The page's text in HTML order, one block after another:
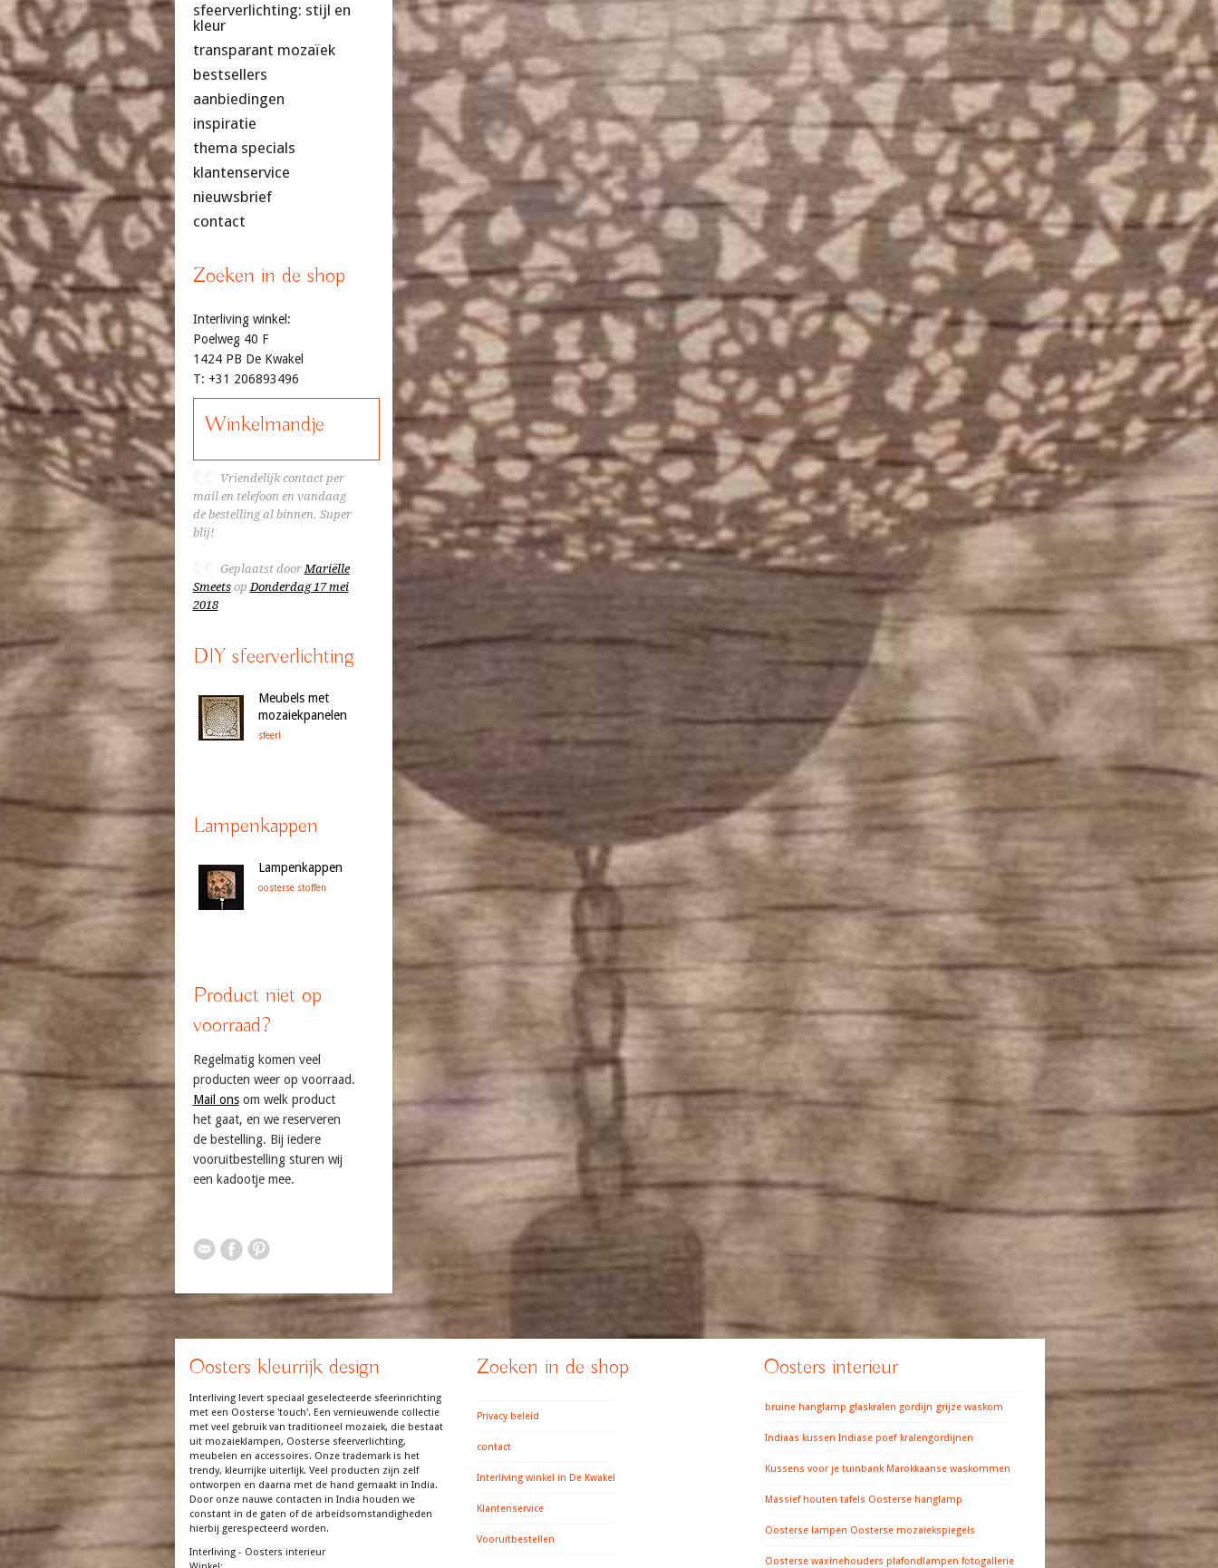
sfeerverlichting: stijl en
kleur
transparant mozaïek
bestsellers
aanbiedingen
inspiratie
thema specials
klantenservice
nieuwsbrief
contact
Zoeken in de shop
Interliving winkel:
Poelweg 40 F
1424 PB De Kwakel
T: +31 206893496
Winkelmandje
Vriendelijk contact per
mail en telefoon en vandaag
de bestelling al binnen. Super
blij!
Geplaatst doorMariëlle
SmeetsopDonderdag 17 mei
2018
DIY sfeerverlichting
Meubels met
mozaiekpanelen
sfeer!
Lampenkappen
Lampenkappen
oosterse stoffen
Product niet op
voorraad?
Regelmatig komen veel
producten weer op voorraad.
Mail onsom welk product
het gaat, en we reserveren
de bestelling. Bij iedere
vooruitbestelling sturen wij
een kadootje mee.
Oosters kleurrijk design
Interliving levert speciaal geselecteerde sfeerinrichting
met een Oosterse 'touch'. Een vernieuwende collectie
met veel gebruik van traditioneel mozaiek, die bestaat
uit mozaieklampen, Oosterse sfeerverlichting,
meubelen en accessoires. Onze trademark is het
trendy, kleurrijke uiterlijk. Veel producten zijn zelf
ontworpen en daarna met de hand gemaakt in India.
Door onze nauwe contacten in India houden we
constant in de gaten of de arbeidsomstandigheden
hierbij gerespecteerd worden.
Interliving - Oosters interieur
Zoeken in de shop
Privacy beleid
contact
Interliving winkel in De Kwakel
Klantenservice
Vooruitbestellen
Oosters interieur
bruine hanglamp glaskralen gordijn grijze waskom
Indiaas kussen Indiase poef kralengordijnen
Kussens voor je tuinbank Marokkaanse waskommen
Massief houten tafels Oosterse hanglamp
Oosterse lampen Oosterse mozaiekspiegels
Oosterse waxinehouders plafondlampen fotogallerie